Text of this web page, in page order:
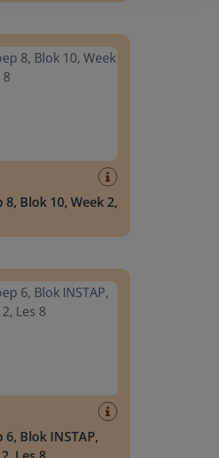
8, Blok 10, Week 2,
6, Blok INSTAP,